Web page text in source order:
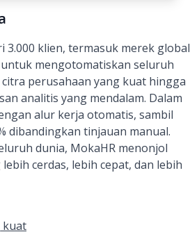
3.000 klien, termasuk merek global
mengotomatiskan seluruh
perusahaan yang kuat hingga
analitis yang mendalam. Dalam
alur kerja otomatis, sambil
dibandingkan tinjauan manual.
dunia, MokaHR menonjol
cerdas, lebih cepat, dan lebih
kuat